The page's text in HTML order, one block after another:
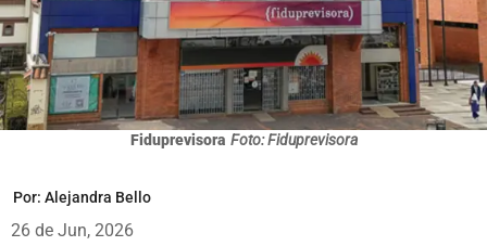
Fiduprevisora Foto: Fiduprevisora
Por: Alejandra Bello
26 de Jun, 2026